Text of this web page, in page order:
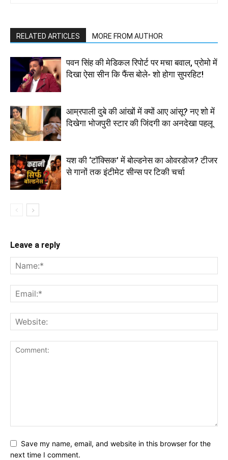
RELATED ARTICLES MORE FROM AUTHOR
पवन सिंह की मेडिकल रिपोर्ट पर मचा बवाल, प्रोमो में
दिखा ऐसा सीन कि फैंस बोले- शो होगा सुपरहिट!
आम्रपाली दुबे की आंखों में क्यों आए आंसू? नए शो में
दिखेगा भोजपुरी स्टार की जिंदगी का अनदेखा पहलू
यश की ‘टॉक्सिक’ में बोल्डनेस का ओवरडोज? टीजर
से गानों तक इंटीमेट सीन्स पर टिकी चर्चा
Leave a reply
Save my name, email, and website in this browser for the
next time I comment.